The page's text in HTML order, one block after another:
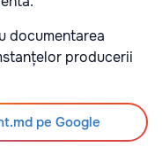
documentarea
producerii
pe Google